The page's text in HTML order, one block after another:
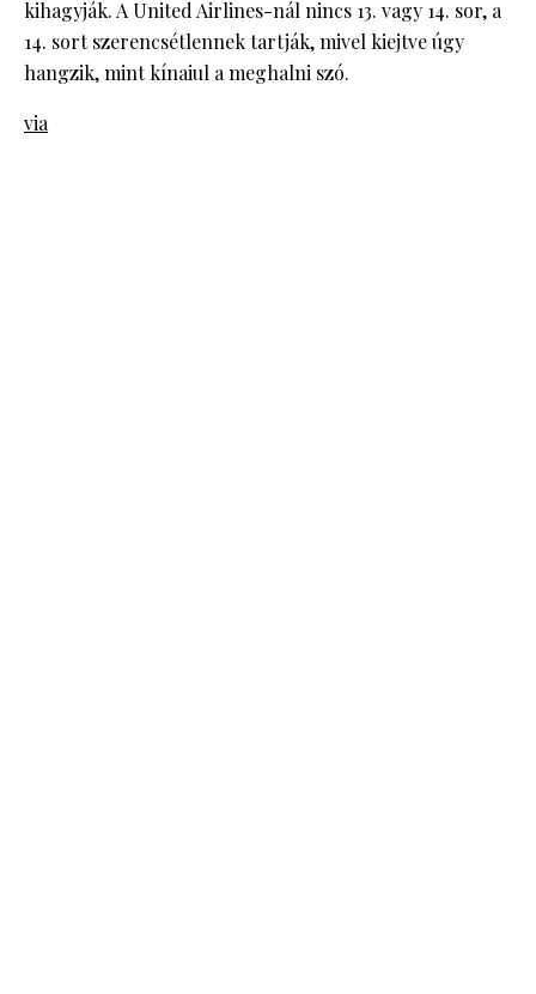
kihagyják. A United Airlines-nál nincs 13. vagy 14. sor, a
14. sort szerencsétlennek tartják, mivel kiejtve úgy
hangzik, mint kínaiul a meghalni szó.
via